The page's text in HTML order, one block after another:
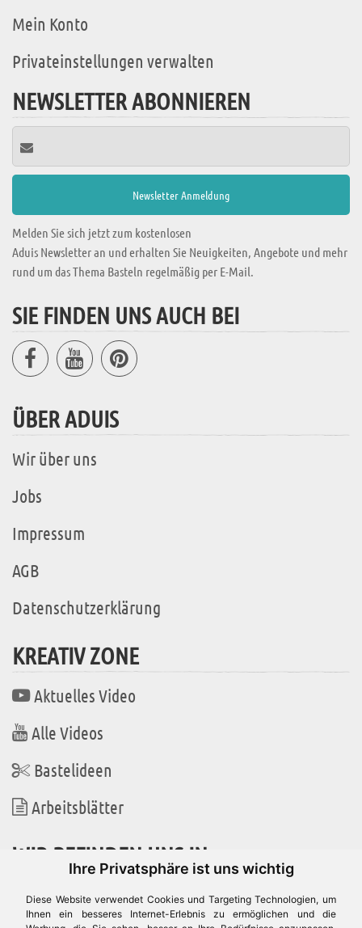
Ihre Privatsphäre ist uns wichtig
Diese Website verwendet Cookies und Targeting Technologien, um
Ihnen ein besseres Internet-Erlebnis zu ermöglichen und die
Mein Konto
Privateinstellungen verwalten
NEWSLETTER ABONNIEREN
Melden Sie sich jetzt zum kostenlosen
Aduis Newsletter an und erhalten Sie Neuigkeiten, Angebote und mehr
rund um das Thema Basteln regelmäßig per E-Mail.
SIE FINDEN UNS AUCH BEI
ÜBER ADUIS
Wir über uns
Jobs
Impressum
AGB
Datenschutzerklärung
KREATIV ZONE
Aktuelles Video
Alle Videos
Bastelideen
Arbeitsblätter
WIR BEFINDEN UNS IN